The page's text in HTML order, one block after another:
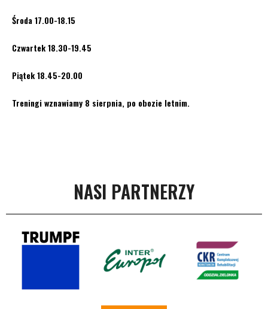
Środa 17.00-18.15
Czwartek 18.30-19.45
Piątek 18.45-20.00
Treningi wznawiamy 8 sierpnia, po obozie letnim.
NASI PARTNERZY